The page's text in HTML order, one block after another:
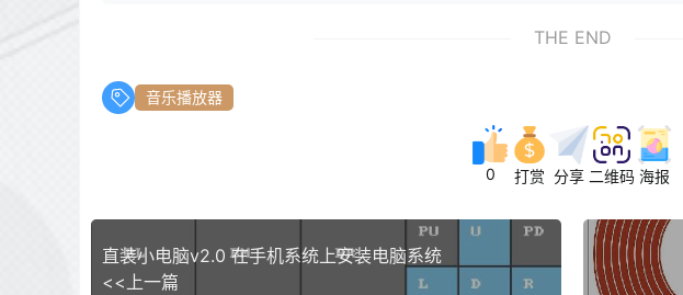
THE END
音乐播放器
0 打赏 分享 二维码 海报
直装小电脑v2.0 在手机系统上安装电脑系统
<<上一篇